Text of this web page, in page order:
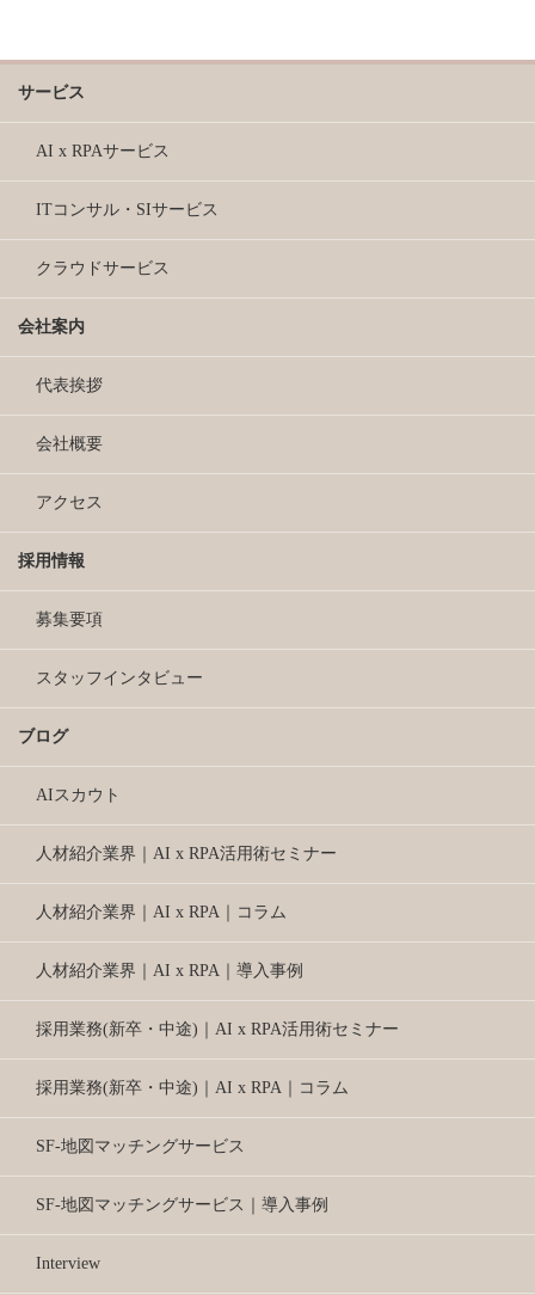
サービス
AI x RPAサービス
ITコンサル・SIサービス
クラウドサービス
会社案内
代表挨拶
会社概要
アクセス
採用情報
募集要項
スタッフインタビュー
ブログ
AIスカウト
人材紹介業界｜AI x RPA活用術セミナー
人材紹介業界｜AI x RPA｜コラム
人材紹介業界｜AI x RPA｜導入事例
採用業務(新卒・中途)｜AI x RPA活用術セミナー
採用業務(新卒・中途)｜AI x RPA｜コラム
SF-地図マッチングサービス
SF-地図マッチングサービス｜導入事例
Interview